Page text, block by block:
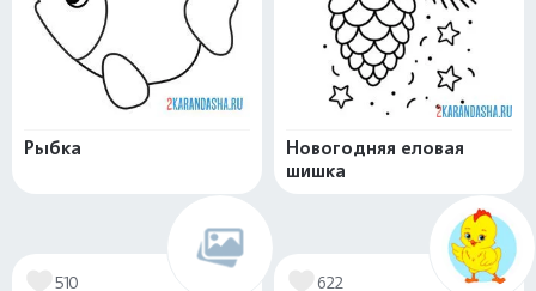
Рыбка
Новогодняя еловая
шишка
510 622